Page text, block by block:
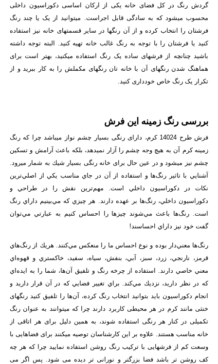
گردش رنگ در کل فضای خانه یکی از ارکان اساسی دکوراسیون داخلی
محسوب می­شود که به سادگی قابل اجراست. می­توانید از یک یا چند رنگ
فرش­تان را انتخاب کرده و از آن رنگ­ها در سایر قسمت­های خانه نیز استفاده
کنید یا فرشتان را با توجه به رنگ غالب خانه تهیه کنید. البته توجه داشته
باشید چنانچه از فرش­های ساده یک رنگ استفاده می­کنید، بهتر است برای
هماهنگ شدن رنگ­های آن با خانه­ تان رنگ­های مکملش را به کار ببرید و از
تکرار یک رنگ خاص خودداری کنید.
بررسی رنگ زمینه این فرش
فرش طرح 14024 کرم، دارای رنگی بسیار چشم نواز می­باشد چرا که رنگ
زمینه کرم آن به هیچ وجه چشم را آزار نمی­دهد، بلكه باعث آرامش و تسكین
چشم نیز می­شود و در عین حال برای خانه رنگی بسیار شیك به شمار می­رود.
آشنايي با تاثير رنگ‌ها و استفاده از آن‌ در جاي مناسب يكي از اصلي‌ترين
نكات در دكوراسيون داخلي است. مهم‌ترين نقش را در طراحي و
دكوراسيون داخلي، رنگ‌ها بر عهده دارند. هر چيزي كه مي‌بينيم داراي رنگ
است. رنگ‌ها باعث مي‌شوند چيزها را احساس كنيم به عبارتي مي‌توان
گفت خود نيز داراي احساسند!
رنگ‌ها معني‌دار بوده و نوع احساس ما را منعكس مي‌كنند. هريك از رنگ‌هاي
قرمز، نارنجي، زرد، سبز، آبي، بنفش، سياه، سفيد، خاكستري و قهوه‌اي
معني خاصي دارند. استفاده از چرخه رنگ و تلفيق آن‌ها، شما را به ايده‌اي
كه در نظر داريد، نزديك مي‌كند. براي تغيير فضايي كه در آن قرار داريد و
انجام دكوراسيون بايد بتوانيد انتخاب رنگ كرده، آن‌ها را تلفيق كنيد رنگ­های
خنثی مانند کرم در هر محیطی کاربرد دارند چرا که می­توانند به عنوان رنگ
تکميلی در کنار هر رنگی استفاده شوند، به همين دليل برای هر اتاقی از
خانه مناسب هستند. علاوه بر این کارشناسان توصیه می­کنند برای فضاهایی با
وسعت کم از فرش­هایی با ترکیب رنگ روشن استفاده نمایید چرا که هر چه
کف روشن تر باشد فضا بزرگتر و نورانی تر دیده می شود. پس اگر می